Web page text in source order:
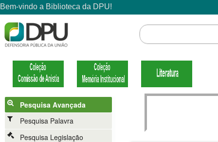
Pesquisa Avançada
Pesquisa Palavra
Pesquisa Legislação